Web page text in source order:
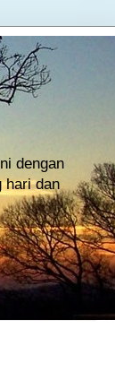
dengan
hari dan